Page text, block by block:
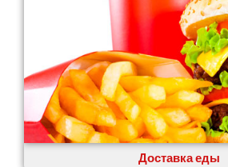
Миргород
Авангард
Нетешин
Нежин
Никитинцы
Николаев
Доставка еды